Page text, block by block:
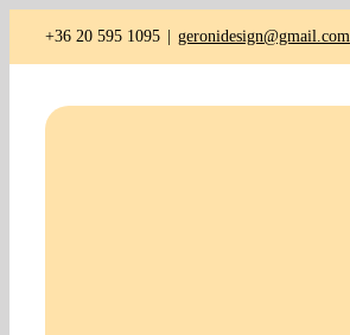
+36 20 595 1095 | geronidesign@gmail.com